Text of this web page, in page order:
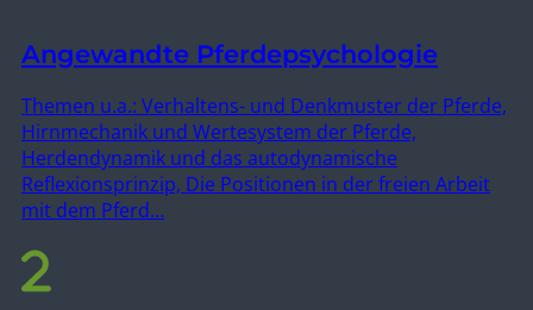
Angewandte Pferdepsychologie
Themen u.a.: Verhaltens- und Denkmuster der Pferde,
Hirnmechanik und Wertesystem der Pferde,
Herdendynamik und das autodynamische
Reflexionsprinzip, Die Positionen in der freien Arbeit
mit dem Pferd…